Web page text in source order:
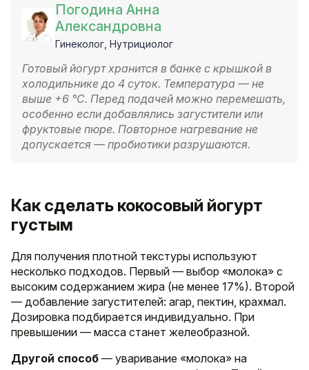
Погодина Анна
Александровна
Гинеколог, Нутрициолог
Готовый йогурт хранится в банке с крышкой в
холодильнике до 4 суток. Температура — не
выше +6 °C. Перед подачей можно перемешать,
особенно если добавлялись загустители или
фруктовые пюре. Повторное нагревание не
допускается — пробиотики разрушаются.
Как сделать кокосовый йогурт
густым
Для получения плотной текстуры используют
несколько подходов. Первый — выбор «молока» с
высоким содержанием жира (не менее 17%). Второй
— добавление загустителей: агар, пектин, крахмал.
Дозировка подбирается индивидуально. При
превышении — масса станет желеобразной.
Другой способ — уваривание «молока» на